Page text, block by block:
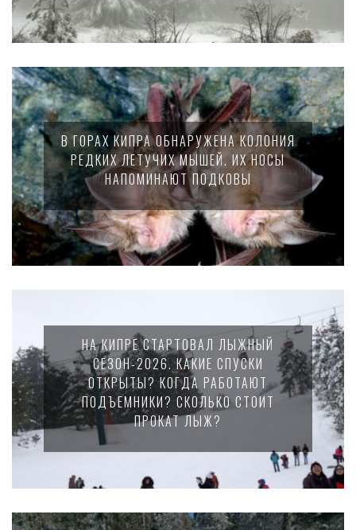
В ГОРАХ КИПРА ОБНАРУЖЕНА КОЛОНИЯ
РЕДКИХ ЛЕТУЧИХ МЫШЕЙ. ИХ НОСЫ
НАПОМИНАЮТ ПОДКОВЫ
НА КИПРЕ СТАРТОВАЛ ЛЫЖНЫЙ
СЕЗОН-2026. КАКИЕ СПУСКИ
ОТКРЫТЫ? КОГДА РАБОТАЮТ
ПОДЪЕМНИКИ? СКОЛЬКО СТОИТ
ПРОКАТ ЛЫЖ?